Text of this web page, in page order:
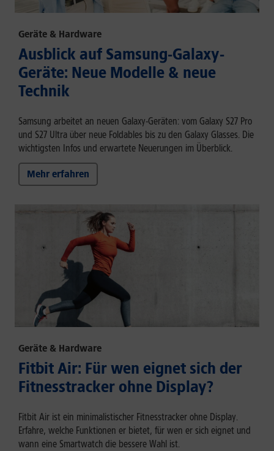
Geräte & Hardware
Ausblick auf Samsung-Galaxy-
Geräte: Neue Modelle & neue
Technik
Samsung arbeitet an neuen Galaxy-Geräten: vom Galaxy S27 Pro
und S27 Ultra über neue Foldables bis zu den Galaxy Glasses. Die
wichtigsten Infos und erwartete Neuerungen im Überblick.
Mehr erfahren
Geräte & Hardware
Fitbit Air: Für wen eignet sich der
Fitnesstracker ohne Display?
Fitbit Air ist ein minimalistischer Fitnesstracker ohne Display.
Erfahre, welche Funktionen er bietet, für wen er sich eignet und
wann eine Smartwatch die bessere Wahl ist.